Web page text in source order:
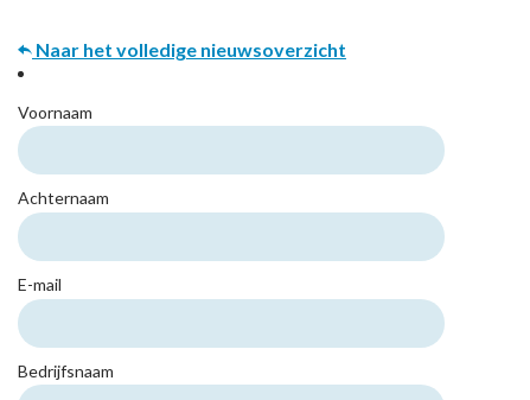
Naar het volledige nieuwsoverzicht
Voornaam
Achternaam
E-mail
Bedrijfsnaam